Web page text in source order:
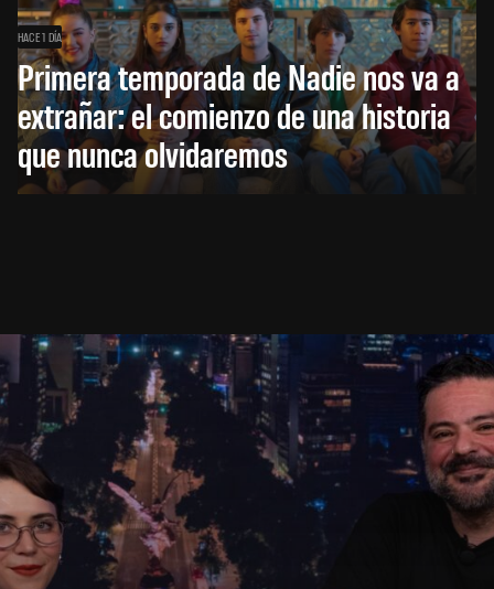
HACE 1 DÍA
Primera temporada de Nadie nos va a
extrañar: el comienzo de una historia
que nunca olvidaremos